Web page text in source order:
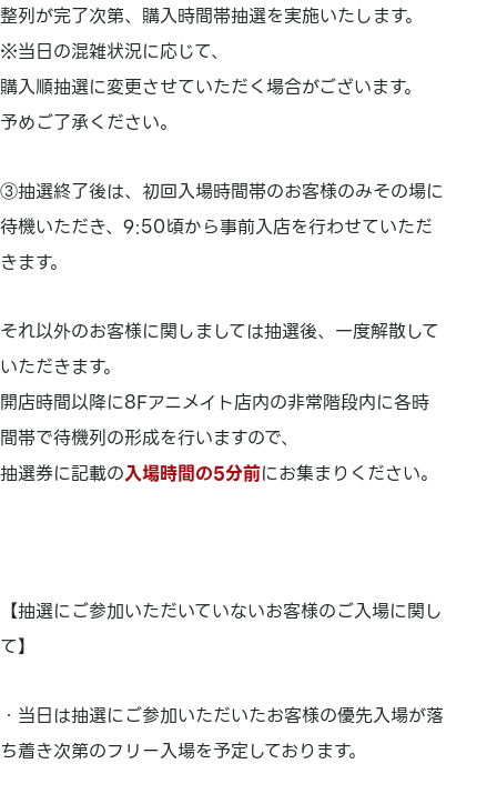
整列が完了次第、購入時間帯抽選を実施いたします。
※当日の混雑状況に応じて、
購入順抽選に変更させていただく場合がございます。
予めご了承ください。
③抽選終了後は、初回入場時間帯のお客様のみその場に
待機いただき、9:50頃から事前入店を行わせていただ
きます。
それ以外のお客様に関しましては抽選後、一度解散して
いただきます。
開店時間以降に8Fアニメイト店内の非常階段内に各時
間帯で待機列の形成を行いますので、
抽選券に記載の入場時間の5分前にお集まりください。
【抽選にご参加いただいていないお客様のご入場に関し
て】
・当日は抽選にご参加いただいたお客様の優先入場が落
ち着き次第のフリー入場を予定しております。